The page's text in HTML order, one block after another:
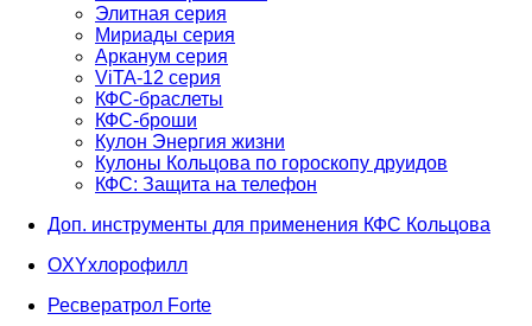
Элитная серия
Мириады серия
Арканум серия
ViTA-12 серия
КФС-браслеты
КФС-броши
Кулон Энергия жизни
Кулоны Кольцова по гороскопу друидов
КФС: Защита на телефон
Доп. инструменты для применения КФС Кольцова
OXYхлорофилл
Ресвератрол Forte